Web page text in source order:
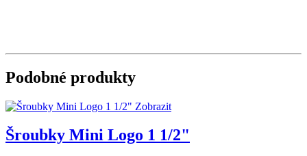
Podobné produkty
Zobrazit
Šroubky Mini Logo 1 1/2"